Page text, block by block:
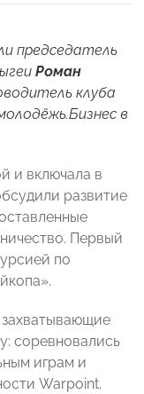
председатель
Роман
клуба
в
и включала в
развитие
Первый
по
соревновались
играм и
Warpoint.